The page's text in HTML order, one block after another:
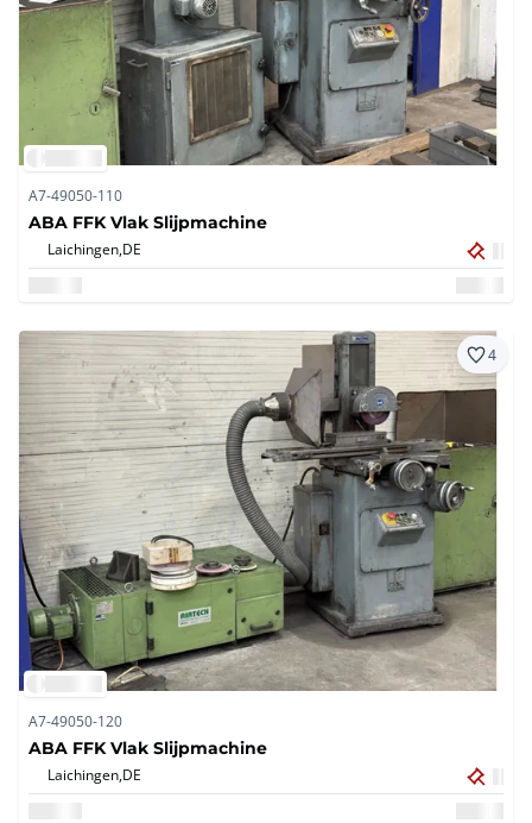
A7-49050-110
ABA FFK Vlak Slijpmachine
Laichingen,DE
4
A7-49050-120
ABA FFK Vlak Slijpmachine
Laichingen,DE